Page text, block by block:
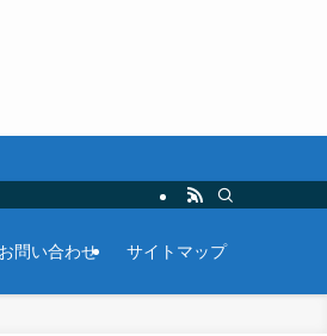
お問い合わせ サイトマップ